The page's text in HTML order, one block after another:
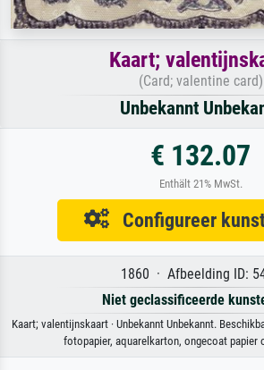
Kaart;
(Card; valentine card)
Unbekannt
€ 132.07
Enthält 21% MwSt.
Configureer
1860 · Afbeelding ID:
Niet geclassificeerde
Kaart; valentijnskaart · Unbekannt Unbekannt.
fotopapier, aquarelkarton, ongecoat papier